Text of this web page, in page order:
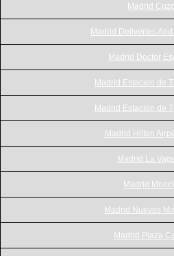
Madrid
Madrid Deliveries
Madrid Doctor
Madrid Estacion de
Madrid Estacion de
Madrid Hilton
Madrid La
Madrid
Madrid Nuevos
Madrid Plaza